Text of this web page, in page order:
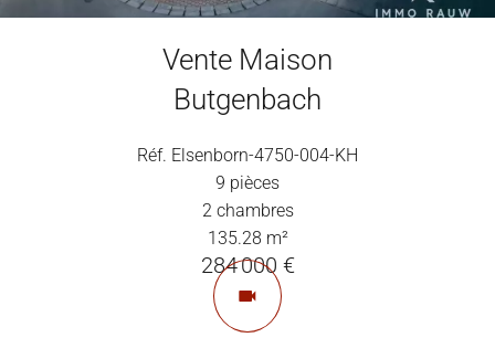
Vente Maison
Butgenbach
Réf. Elsenborn-4750-004-KH
9 pièces
2 chambres
135.28 m²
284 000 €